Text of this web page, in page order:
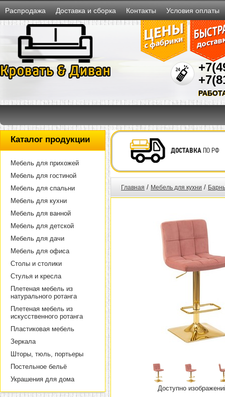
Распродажа Доставка и сборка Контакты Условия оплаты
Каталог продукции
Мебель для прихожей
Мебель для гостиной
Мебель для спальни
Мебель для кухни
Мебель для ванной
Мебель для детской
Мебель для дачи
Мебель для офиса
Столы и столики
Стулья и кресла
Плетеная мебель из
натурального ротанга
Плетеная мебель из
искусственного ротанга
Пластиковая мебель
Зеркала
Шторы, тюль, портьеры
Постельное бельё
Украшения для дома
ДОСТАВКАПО РФ
Главная / Мебель для кухни /
Доступно